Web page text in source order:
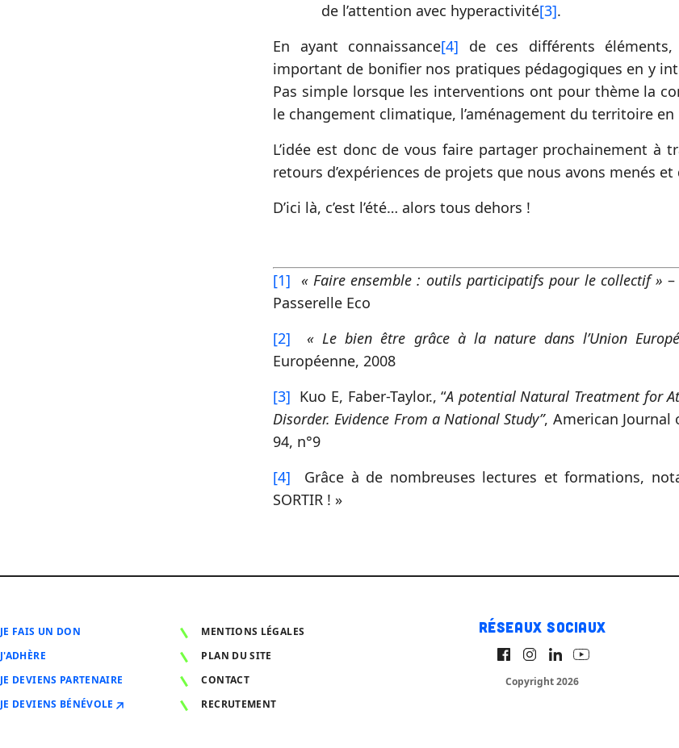
de l’attention avec hyperactivité[3].
En ayant connaissance[4] de ces différents
important de bonifier nos pratiques pédagogiques en y
Pas simple lorsque les interventions ont pour thème la
le changement climatique, l’aménagement du territoire
L’idée est donc de vous faire partager prochainement à
retours d’expériences de projets que nous avons menés
D’ici là, c’est l’été… alors tous dehors !
[1] « Faire ensemble : outils participatifs pour le collectif »
Passerelle Eco
[2]
« Le bien être grâce à la nature dans l’Union
Européenne, 2008
[3] Kuo E, Faber-Taylor., “A potential Natural Treatment for
Disorder. Evidence From a National Study”, American Journal
94, n°9
[4] Grâce à de nombreuses lectures et formations,
SORTIR ! »
JE FAIS UN DON
J'ADHÈRE
JE DEVIENS PARTENAIRE
JE DEVIENS BÉNÉVOLE
MENTIONS LÉGALES
PLAN DU SITE
CONTACT
RECRUTEMENT
Réseaux sociaux
Copyright 2026